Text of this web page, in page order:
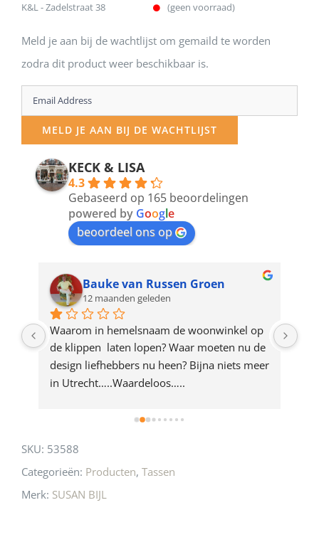
K&L - Zadelstraat 38 (geen voorraad)
Meld je aan bij de wachtlijst om gemaild te worden
zodra dit product weer beschikbaar is.
Enter
your
email
address
product
MELD JE AAN BIJ DE WACHTLIJST
KECK & LISA
4.3
Gebaseerd op 165 beoordelingen
powered by Google
beoordeel ons op
Bauke van Russen Groen
12 maanden geleden
Waarom in hemelsnaam de woonwinkel op
de klippen  laten lopen? Waar moeten nu de
design liefhebbers nu heen? Bijna niets meer
in Utrecht…..Waardeloos…..
SKU: 53588
Categorieën: Producten, Tassen
Merk: SUSAN BIJL